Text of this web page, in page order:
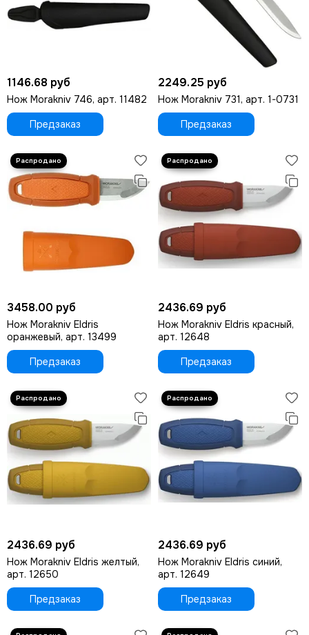
1146.68 руб
Нож Morakniv 746, арт. 11482
Предзаказ
2249.25 руб
Нож Morakniv 731, арт. 1-0731
Предзаказ
3458.00 руб
Нож Morakniv Eldris
оранжевый, арт. 13499
Предзаказ
2436.69 руб
Нож Morakniv Eldris красный,
арт. 12648
Предзаказ
2436.69 руб
Нож Morakniv Eldris желтый,
арт. 12650
Предзаказ
2436.69 руб
Нож Morakniv Eldris синий,
арт. 12649
Предзаказ